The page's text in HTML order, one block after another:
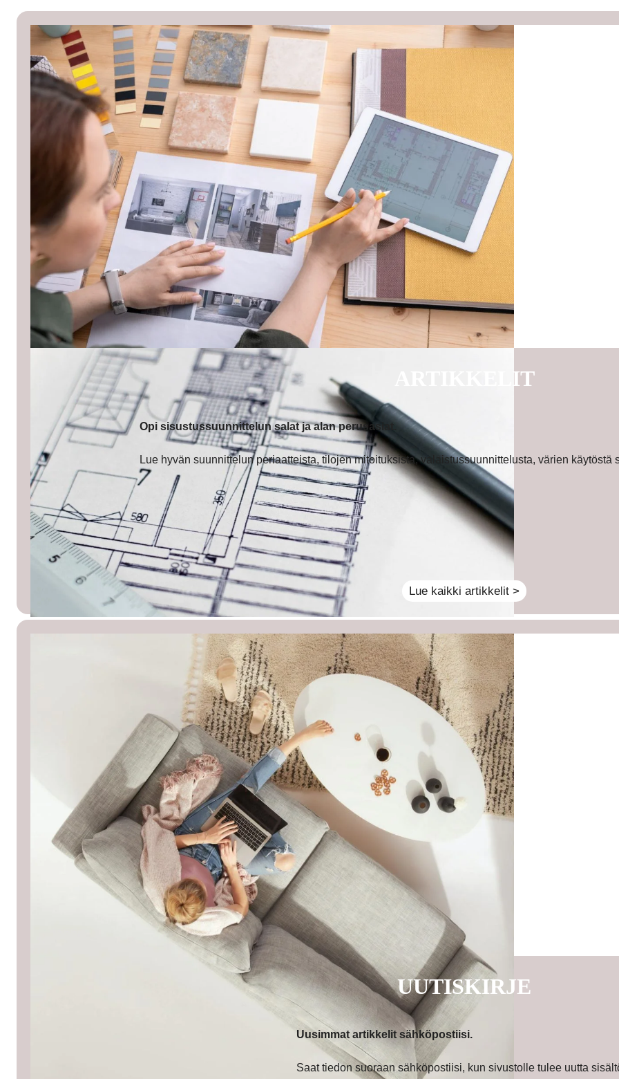
ARTIKKELIT
Opi sisustussuunnittelun salat ja alan perusasiat.
Lue hyvän suunnittelun periaatteista, tilojen mitoituksista, valaistussuunnittelusta, värien käytöstä
Lue kaikki artikkelit >
UUTISKIRJE
Uusimmat artikkelit sähköpostiisi.
Saat tiedon suoraan sähköpostiisi, kun sivustolle tulee uutta